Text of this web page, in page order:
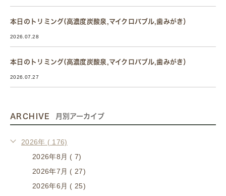
本日のトリミング(高濃度炭酸泉,マイクロバブル,歯みがき）
2026.07.28
本日のトリミング(高濃度炭酸泉,マイクロバブル,歯みがき）
2026.07.27
ARCHIVE 月別アーカイブ
2026年 ( 176)
2026年8月 ( 7)
2026年7月 ( 27)
2026年6月 ( 25)